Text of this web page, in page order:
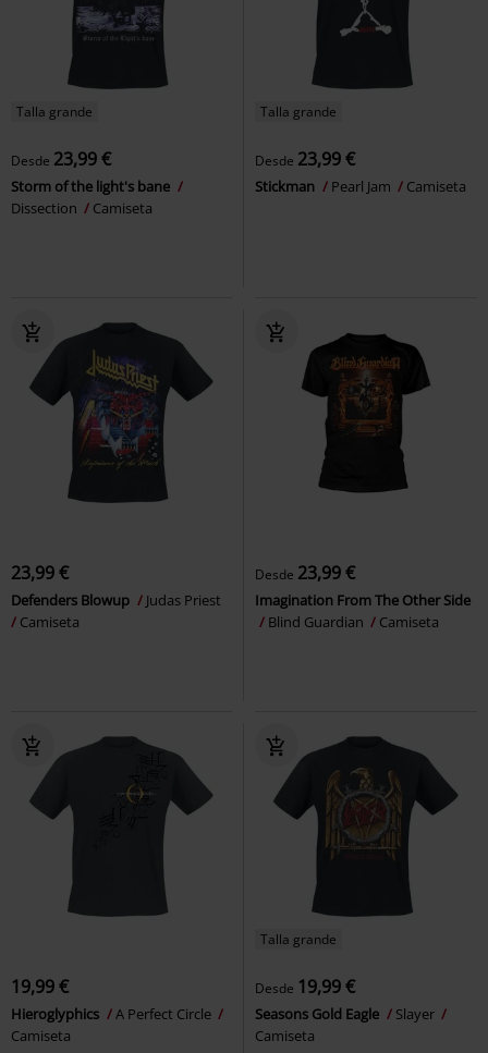
Talla grande
Desde 23,99 €
Storm of the light's bane
Dissection
Camiseta
Talla grande
Desde 23,99 €
Stickman Pearl Jam Camiseta
23,99 €
Defenders Blowup
Judas Priest
Camiseta
Desde 23,99 €
Imagination From The Other Side
Blind Guardian
Camiseta
19,99 €
Hieroglyphics
A Perfect Circle
Camiseta
Talla grande
Desde 19,99 €
Seasons Gold Eagle
Slayer
Camiseta